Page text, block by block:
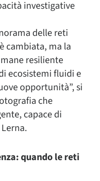
investigative
delle reti
cambiata, ma la
resiliente
ecosistemi fluidi e
opportunità”, si
che
capace di
quando le reti